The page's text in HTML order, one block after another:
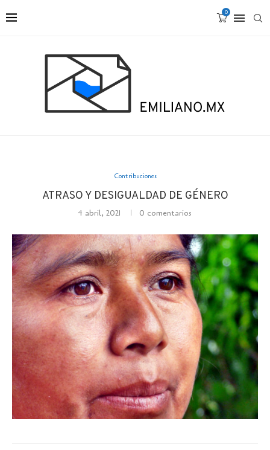
0
Contribuciones
ATRASO Y DESIGUALDAD DE GÉNERO
4 abril, 2021 0 comentarios